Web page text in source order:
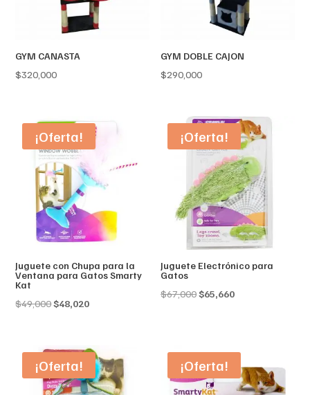
GYM CANASTA
$320,000
GYM DOBLE CAJON
$290,000
¡Oferta!
Juguete con Chupa para la
Ventana para Gatos Smarty
Kat
$49,000Original
$48,020Current
$48,020.
¡Oferta!
Juguete Electrónico para
Gatos
$67,000Original
$65,660Current
¡Oferta! ¡Oferta!